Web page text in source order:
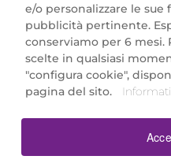
Marionnaud Parfumeries
Largo Fiera Milano 5,
REA Milano 1650024 con
SCARICA LA NOSTRA APP
e/o personalizzare le
pubblicità pertinente.
conserviamo per 6 mesi.
scelte in qualsiasi
"configura cookie",
pagina del sito.